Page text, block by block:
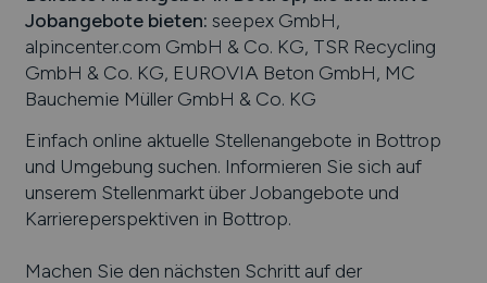
Jobangebote bieten: seepex GmbH,
alpincenter.com GmbH & Co. KG, TSR Recycling
GmbH & Co. KG, EUROVIA Beton GmbH, MC
Bauchemie Müller GmbH & Co. KG
Einfach online aktuelle Stellenangebote in Bottrop
und Umgebung suchen. Informieren Sie sich auf
unserem Stellenmarkt über Jobangebote und
Karriereperspektiven in Bottrop.
Machen Sie den nächsten Schritt auf der